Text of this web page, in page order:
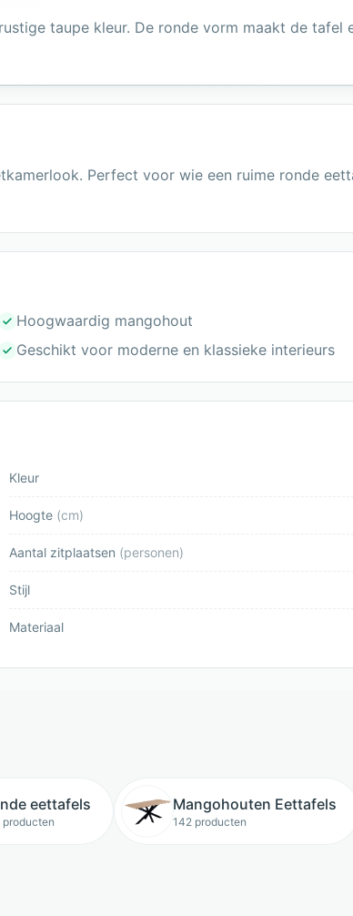
taupe kleur. De ronde vorm maakt de tafel
Perfect voor wie een ruime ronde
Hoogwaardig mangohout
Geschikt voor moderne en klassieke interieurs
Kleur
Hoogte (cm)
Aantal zitplaatsen (personen)
Stijl
Materiaal
eettafels
producten
Mangohouten Eettafels
142 producten